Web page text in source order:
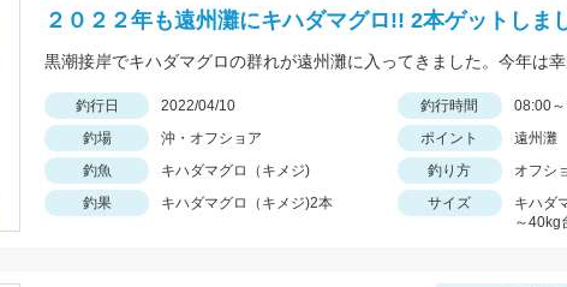
ペ
２０２２年も遠州灘にキハダマグロ!! 2本ゲットしま
釣行日 2022/04/10 釣行時間
08:00
釣場
沖・オフショア ポイント
遠州灘
釣魚
キハダマグロ（キメジ) 釣り方
オフシ
釣果
キハダマグロ（キメジ)2本 サイズ
キハダ
～40kg